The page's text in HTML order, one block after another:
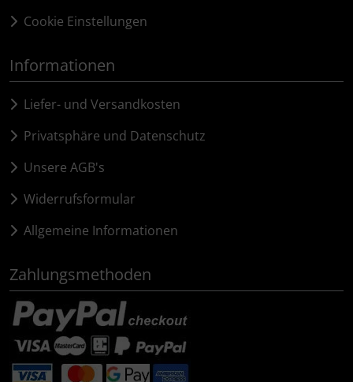
Cookie Einstellungen
Informationen
Liefer- und Versandkosten
Privatsphäre und Datenschutz
Unsere AGB's
Widerrufsformular
Allgemeine Informationen
Zahlungsmethoden